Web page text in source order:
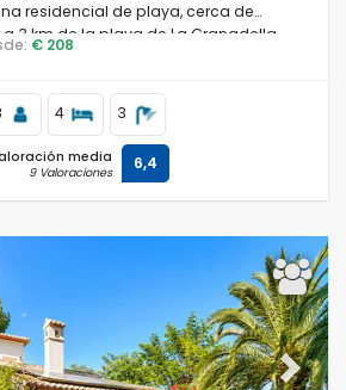
residencial de playa, cerca de
3 km de la playa de La Granadella,
€ 208
4 3
media
9 Valoraciones 6,4
Next